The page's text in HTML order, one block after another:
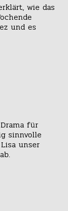
wie das
und es
für
sinnvolle
unser